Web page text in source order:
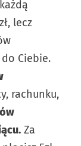
lecz
Ciebie.
rachunku,
Za